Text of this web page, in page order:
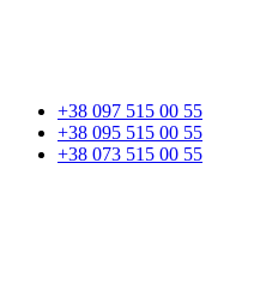
+38 097 515 00 55
+38 095 515 00 55
+38 073 515 00 55